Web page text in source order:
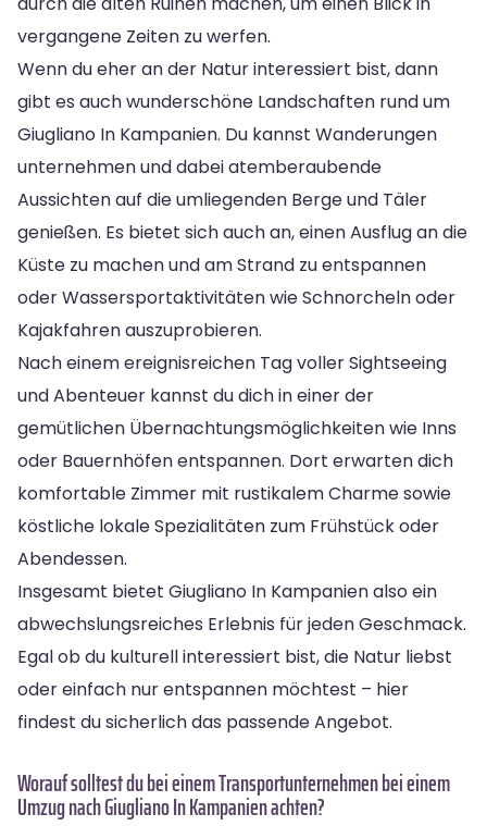
vergangene Zeiten zu werfen.
Wenn du eher an der Natur interessiert bist, dann
gibt es auch wunderschöne Landschaften rund um
Giugliano In Kampanien. Du kannst Wanderungen
unternehmen und dabei atemberaubende
Aussichten auf die umliegenden Berge und Täler
genießen. Es bietet sich auch an, einen Ausflug an die
Küste zu machen und am Strand zu entspannen
oder Wassersportaktivitäten wie Schnorcheln oder
Kajakfahren auszuprobieren.
Nach einem ereignisreichen Tag voller Sightseeing
und Abenteuer kannst du dich in einer der
gemütlichen Übernachtungsmöglichkeiten wie Inns
oder Bauernhöfen entspannen. Dort erwarten dich
komfortable Zimmer mit rustikalem Charme sowie
köstliche lokale Spezialitäten zum Frühstück oder
Abendessen.
Insgesamt bietet Giugliano In Kampanien also ein
abwechslungsreiches Erlebnis für jeden Geschmack.
Egal ob du kulturell interessiert bist, die Natur liebst
oder einfach nur entspannen möchtest – hier
findest du sicherlich das passende Angebot.
Worauf solltest du bei einem Transportunternehmen bei einem
Umzug nach Giugliano In Kampanien achten?